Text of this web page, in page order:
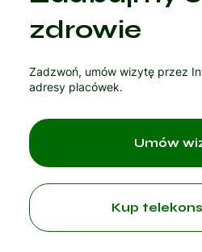
zdrowie
Zadzwoń, umów wizytę przez
adresy placówek.
Kup
Umów